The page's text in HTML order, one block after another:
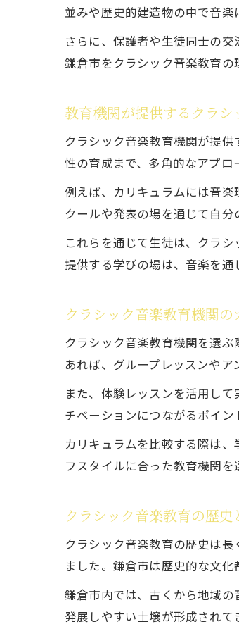
並みや歴史的建造物の中で音楽
さらに、保護者や生徒同士の
鎌倉市をクラシック音楽教育の
教育機関が提供するクラ
クラシック音楽教育機関が提
性の育成まで、多角的なアプロ
例えば、カリキュラムには音
クールや発表の場を通じて自分
これらを通じて生徒は、クラ
提供する学びの場は、音楽を通
クラシック音楽教育機関
クラシック音楽教育機関を選
あれば、グループレッスンやア
また、体験レッスンを活用し
チベーションにつながるポイン
カリキュラムを比較する際は
フスタイルに合った教育機関を
クラシック音楽教育の歴
クラシック音楽教育の歴史は
ました。鎌倉市は歴史的な文
鎌倉市内では、古くから地域
発展しやすい土壌が形成されて